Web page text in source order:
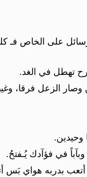
على الخاص فـ
تهطل في الغد.
وصار الزعل فرقا،
وحيدين.
في فؤآدك يُـفتحُ.
بدربه هواي بَس